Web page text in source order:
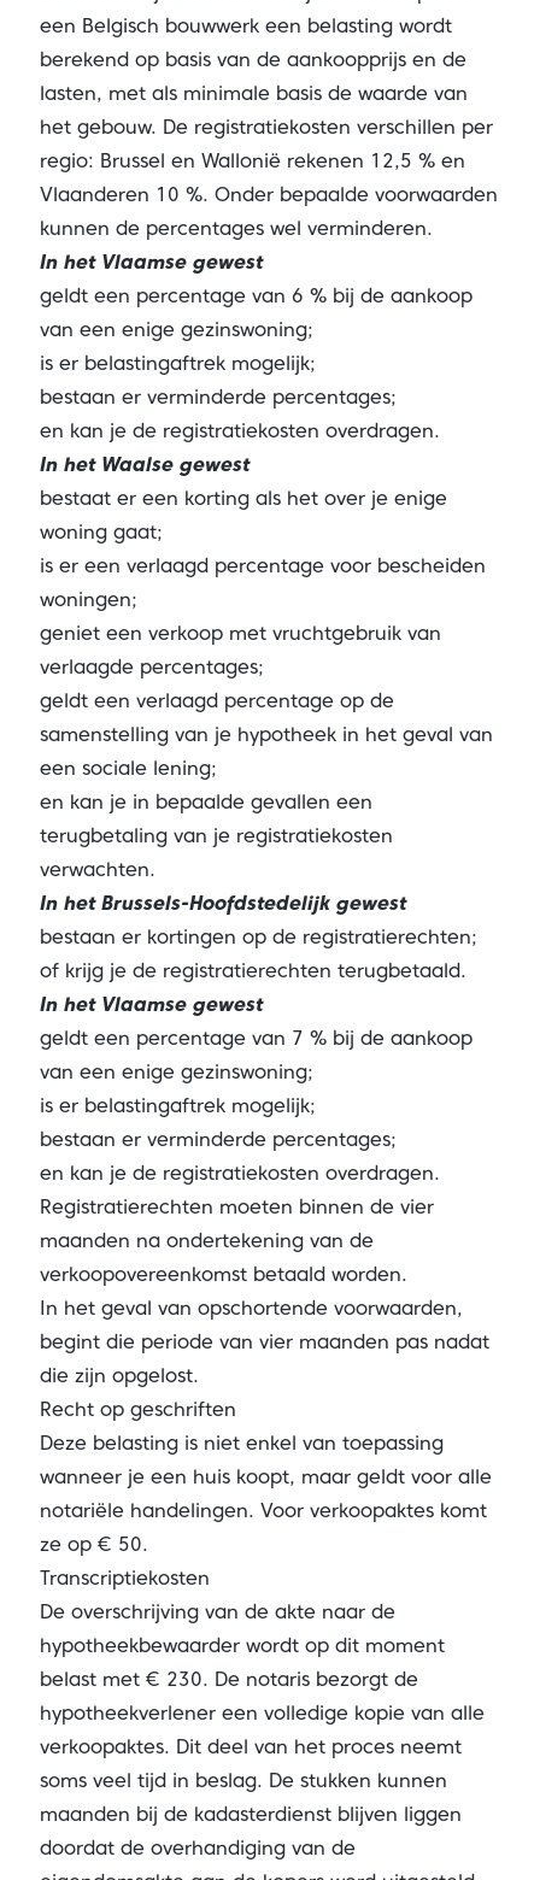
een Belgisch bouwwerk een belasting wordt
berekend op basis van de aankoopprijs en de
lasten, met als minimale basis de waarde van
het gebouw. De registratiekosten verschillen per
regio: Brussel en Wallonië rekenen 12,5 % en
Vlaanderen 10 %. Onder bepaalde voorwaarden
kunnen de percentages wel verminderen.
In het Vlaamse gewest
geldt een percentage van 6 % bij de aankoop
van een enige gezinswoning;
is er belastingaftrek mogelijk;
bestaan er verminderde percentages;
en kan je de registratiekosten overdragen.
In het Waalse gewest
bestaat er een korting als het over je enige
woning gaat;
is er een verlaagd percentage voor bescheiden
woningen;
geniet een verkoop met vruchtgebruik van
verlaagde percentages;
geldt een verlaagd percentage op de
samenstelling van je hypotheek in het geval van
een sociale lening;
en kan je in bepaalde gevallen een
terugbetaling van je registratiekosten
verwachten.
In het Brussels-Hoofdstedelijk gewest
bestaan er kortingen op de registratierechten;
of krijg je de registratierechten terugbetaald.
In het Vlaamse gewest
geldt een percentage van 7 % bij de aankoop
van een enige gezinswoning;
is er belastingaftrek mogelijk;
bestaan er verminderde percentages;
en kan je de registratiekosten overdragen.
Registratierechten moeten binnen de vier
maanden na ondertekening van de
verkoopovereenkomst betaald worden.
In het geval van opschortende voorwaarden,
begint die periode van vier maanden pas nadat
die zijn opgelost.
Recht op geschriften
Deze belasting is niet enkel van toepassing
wanneer je een huis koopt, maar geldt voor alle
notariële handelingen. Voor verkoopaktes komt
ze op € 50.
Transcriptiekosten
De overschrijving van de akte naar de
hypotheekbewaarder wordt op dit moment
belast met € 230. De notaris bezorgt de
hypotheekverlener een volledige kopie van alle
verkoopaktes. Dit deel van het proces neemt
soms veel tijd in beslag. De stukken kunnen
maanden bij de kadasterdienst blijven liggen
doordat de overhandiging van de